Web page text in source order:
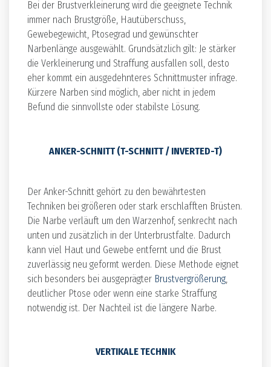
Bei der Brustverkleinerung wird die geeignete Technik
immer nach Brustgröße, Hautüberschuss,
Gewebegewicht, Ptosegrad und gewünschter
Narbenlänge ausgewählt. Grundsätzlich gilt: Je stärker
die Verkleinerung und Straffung ausfallen soll, desto
eher kommt ein ausgedehnteres Schnittmuster infrage.
Kürzere Narben sind möglich, aber nicht in jedem
Befund die sinnvollste oder stabilste Lösung.
ANKER-SCHNITT (T-SCHNITT / INVERTED-T)
Der Anker-Schnitt gehört zu den bewährtesten
Techniken bei größeren oder stark erschlafften Brüsten.
Die Narbe verläuft um den Warzenhof, senkrecht nach
unten und zusätzlich in der Unterbrustfalte. Dadurch
kann viel Haut und Gewebe entfernt und die Brust
zuverlässig neu geformt werden. Diese Methode eignet
sich besonders bei ausgeprägter Brustvergrößerung
deutlicher Ptose oder wenn eine starke Straffung
notwendig ist. Der Nachteil ist die längere Narbe.
VERTIKALE TECHNIK